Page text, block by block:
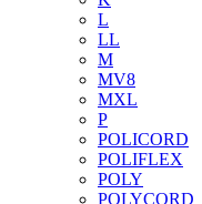
L
LL
M
MV8
MXL
P
POLICORD
POLIFLEX
POLY
POLYCORD